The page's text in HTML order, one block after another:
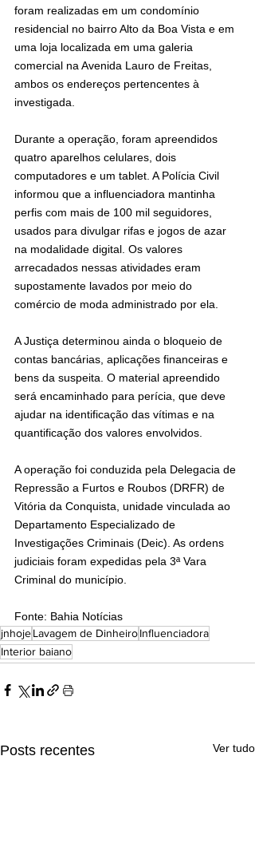
foram realizadas em um condomínio
residencial no bairro Alto da Boa Vista e em
uma loja localizada em uma galeria
comercial na Avenida Lauro de Freitas,
ambos os endereços pertencentes à
investigada.
Durante a operação, foram apreendidos
quatro aparelhos celulares, dois
computadores e um tablet. A Polícia Civil
informou que a influenciadora mantinha
perfis com mais de 100 mil seguidores,
usados para divulgar rifas e jogos de azar
na modalidade digital. Os valores
arrecadados nessas atividades eram
supostamente lavados por meio do
comércio de moda administrado por ela.
A Justiça determinou ainda o bloqueio de
contas bancárias, aplicações financeiras e
bens da suspeita. O material apreendido
será encaminhado para perícia, que deve
ajudar na identificação das vítimas e na
quantificação dos valores envolvidos.
A operação foi conduzida pela Delegacia de
Repressão a Furtos e Roubos (DRFR) de
Vitória da Conquista, unidade vinculada ao
Departamento Especializado de
Investigações Criminais (Deic). As ordens
judiciais foram expedidas pela 3ª Vara
Criminal do município.
Fonte: Bahia Notícias
jnhojeLavagem de DinheiroInfluenciadora
Interior baiano
Posts recentes Ver tudo